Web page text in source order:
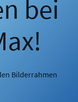
bei
Bilderrahmen